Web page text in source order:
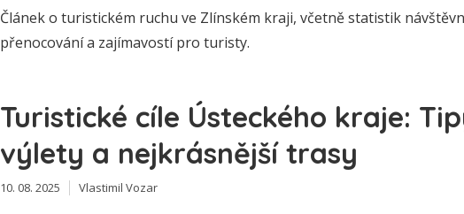
Článek o turistickém ruchu ve Zlínském kraji, včetně statistik
přenocování a zajímavostí pro turisty.
Turistické cíle Ústeckého kraje:
výlety a nejkrásnější trasy
10. 08. 2025 Vlastimil Vozar